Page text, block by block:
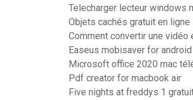
Telecharger lecteur windows
Objets cachés gratuit en
Comment convertir une vidéo
Easeus mobisaver for
Microsoft office 2020 mac
Pdf creator for macbook air
Five nights at freddys 1